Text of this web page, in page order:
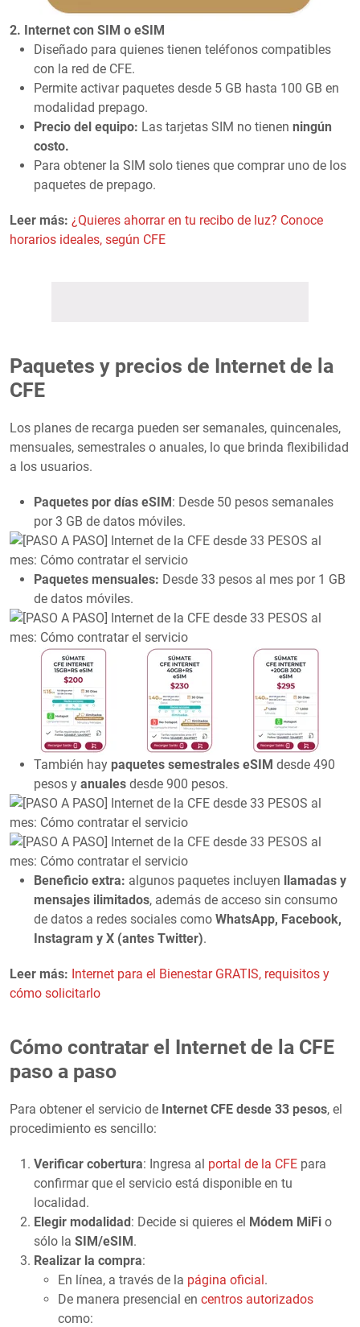
2. Internet con SIM o eSIM
Diseñado para quienes tienen teléfonos compatibles
con la red de CFE.
Permite activar paquetes desde 5 GB hasta 100 GB en
modalidad prepago.
Precio del equipo: Las tarjetas SIM no tienen ningún
costo.
Para obtener la SIM solo tienes que comprar uno de los
paquetes de prepago.
Leer más: ¿Quieres ahorrar en tu recibo de luz? Conoce
horarios ideales, según CFE
Paquetes y precios de Internet de la
CFE
Los planes de recarga pueden ser semanales, quincenales,
mensuales, semestrales o anuales, lo que brinda flexibilidad
a los usuarios.
Paquetes por días eSIM: Desde 50 pesos semanales
por 3 GB de datos móviles.
Paquetes mensuales: Desde 33 pesos al mes por 1 GB
de datos móviles.
También hay paquetes semestrales eSIM desde 490
pesos y anuales desde 900 pesos.
Beneficio extra: algunos paquetes incluyen llamadas y
mensajes ilimitados, además de acceso sin consumo
de datos a redes sociales como WhatsApp, Facebook,
Instagram y X (antes Twitter).
Leer más: Internet para el Bienestar GRATIS, requisitos y
cómo solicitarlo
Cómo contratar el Internet de la CFE
paso a paso
Para obtener el servicio de Internet CFE desde 33 pesos, el
procedimiento es sencillo:
Verificar cobertura: Ingresa al portal de la CFE para
confirmar que el servicio está disponible en tu
localidad.
Elegir modalidad: Decide si quieres el Módem MiFi o
sólo la SIM/eSIM.
Realizar la compra:
En línea, a través de la página oficial.
De manera presencial en centros autorizados
como: